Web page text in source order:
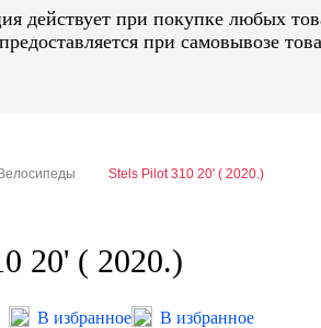
действует при покупке любых
при самовывозе
Велосипеды Stels Pilot 310 20' ( 2020.)
20' ( 2020.)
В избранное В избранное